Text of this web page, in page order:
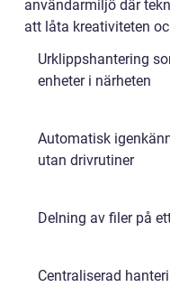
användarmiljö där
att låta kreativiteten
Urklippshantering
enheter i närheten
Automatisk
utan drivrutiner
Delning av filer på
Centraliserad